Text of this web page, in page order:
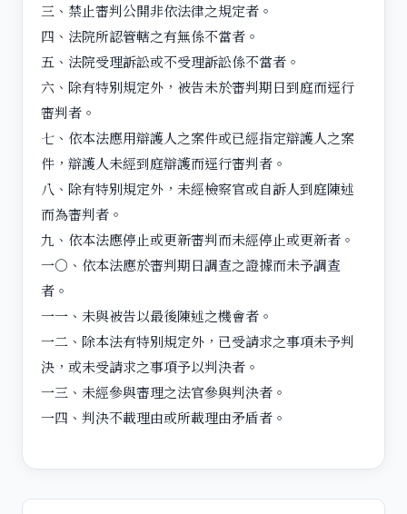
三、禁止審判公開非依法律之規定者。
四、法院所認管轄之有無係不當者。
五、法院受理訴訟或不受理訴訟係不當者。
六、除有特別規定外，被告未於審判期日到庭而逕行
審判者。
七、依本法應用辯護人之案件或已經指定辯護人之案
件，辯護人未經到庭辯護而逕行審判者。
八、除有特別規定外，未經檢察官或自訴人到庭陳述
而為審判者。
九、依本法應停止或更新審判而未經停止或更新者。
一○、依本法應於審判期日調查之證據而未予調查
者。
一一、未與被告以最後陳述之機會者。
一二、除本法有特別規定外，已受請求之事項未予判
決，或未受請求之事項予以判決者。
一三、未經參與審理之法官參與判決者。
一四、判決不載理由或所載理由矛盾者。